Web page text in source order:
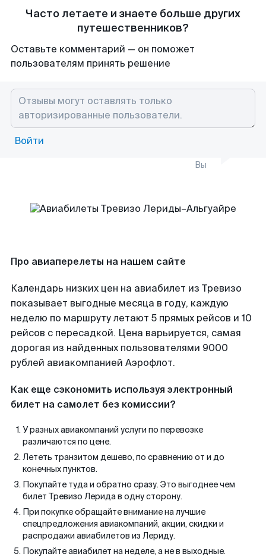
Часто летаете и знаете больше других
путешественников?
Оставьте комментарий — он поможет
пользователям принять решение
Войти
Вы
Про авиаперелеты на нашем сайте
Календарь низких цен на авиабилет из Тревизо
показывает выгодные месяца в году, каждую
неделю по маршруту летают 5 прямых рейсов и 10
рейсов с пересадкой. Цена варьируется, самая
дорогая из найденных пользователями 9000
рублей авиакомпанией Аэрофлот.
Как еще сэкономить используя электронный
билет на самолет без комиссии?
У разных авиакомпаний услуги по перевозке
различаются по цене.
Лететь транзитом дешево, по сравнению от и до
конечных пунктов.
Покупайте туда и обратно сразу. Это выгоднее чем
билет Тревизо Лерида в одну сторону.
При покупке обращайте внимание на лучшие
спецпредложения авиакомпаний, акции, скидки и
распродажи авиабилетов из Лериду.
Покупайте авиабилет на неделе, а не в выходные.